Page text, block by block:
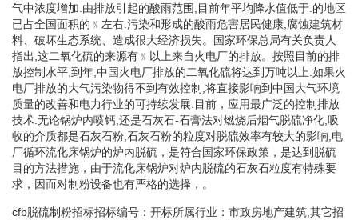
气中浓度增加.由排放引起的酸雨范围,目前年平均降水值低于.的地区
已占全国面积的﹪左右.污染和形成的酸雨危害居民健康,腐蚀建筑材
料、破坏生态系统、造成很大经济损失。国家环保总局有关负责人
指出,这二氧化硫的来源有﹪以上来自火电厂的排放。按照目前的排
放控制水平,到年,中国火电厂排放的二氧化硫将达到万吨以上.如果火
电厂排放的大气污染物得不到有效控制,将直接影响到中国大气环境
质量的改善和电力行业的可持续发展.目前，应用最广泛的控制排放
技术.无论锅炉内喷钙,还是石灰石-石膏法对燃烧后烟气脱硫净化,吸
收的介质都是石灰石粉,石灰石粉的粒度对脱硫效率有较大的影响,电
厂循环流化床锅炉的炉内脱硫，是符合国家环保政策，是达到脱硫
目的方法措施，由于流化床锅炉对炉内脱硫的石灰石粒度有特殊要
求，因而对制粉设备也有严格的选择，。
cfb脱硫制粉招标招标编号：开标所属行业：市政房地产建筑,其它招